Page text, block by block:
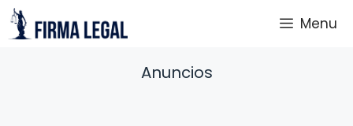
Saltar
al
Menu
Anuncios